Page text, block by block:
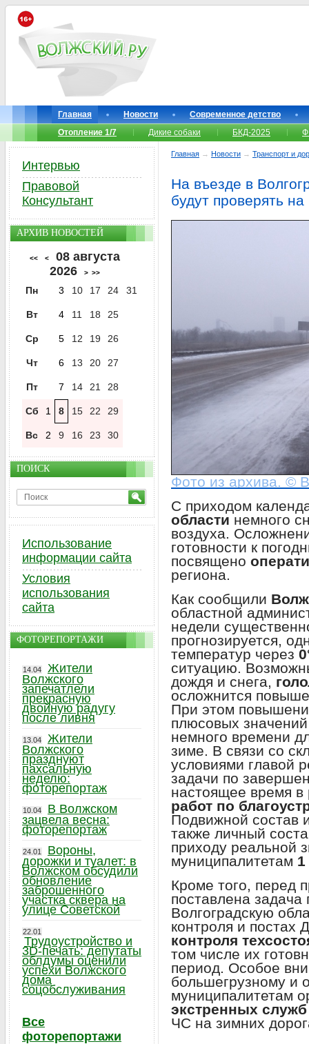
Главная Новости
Современное детство
Отопление 1/7
Дикие собаки БКД-2025
Главная → Новости → Транспорт и
На въезде в
будут проверять
Фото из архива. ©
С приходом
области немного
воздуха.
готовности к
посвящено
региона.
Как сообщили
областной
недели
прогнозируется,
температур через
ситуацию.
дождя и снега,
осложнится
При этом
плюсовых
немного времени
зиме. В связи со
условиями главой
задачи по
настоящее время в
работ по
Подвижной состав
также личный
приходу реальной
муниципалитетам
Кроме того, перед
поставлена
Волгоградскую
контроля и постах
контроля
том числе их
период. Особое
большегрузному и
муниципалитетам
экстренных служб
ЧС на зимних
Интервью
Правовой
Консультант
АРХИВ НОВОСТЕЙ
<< <
08 августа
2026
> >>
Пн 3 10 17 24 31
Вт 4 11 18 25
Ср 5 12 19 26
Чт 6 13 20 27
Пт 7 14 21 28
Сб 1 8 15 22 29
Вс 2 9 16 23 30
ПОИСК
Использование
информации сайта
Условия
использования
сайта
ФОТОРЕПОРТАЖИ
14.04
Жители
Волжского
запечатлели
прекрасную
двойную радугу
после ливня
13.04
Жители
Волжского
празднуют
пахсальную
неделю:
фоторепортаж
10.04
В Волжском
зацвела весна:
фоторепортаж
24.01
Вороны,
дорожки и туалет: в
Волжском обсудили
обновление
заброшенного
участка сквера на
улице Советской
22.01
Трудоустройство и
3D-печать: депутаты
облдумы оценили
успехи Волжского
дома
соцобслуживания
Все
фоторепортажи